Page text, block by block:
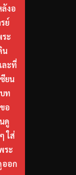
งอ
ย์
ะ
น
ละที่
ยน
ท
อ
ดู
ใส่
ระ
ออก